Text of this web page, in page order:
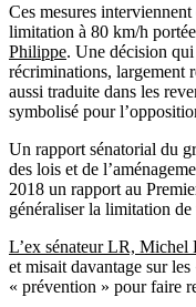
Ces mesures
limitation à 80 km/h
Philippe. Une décision
récriminations, largement
aussi traduite dans les
symbolisé pour
Un rapport sénatorial du
des lois et de
2018 un rapport au
généraliser la limitation de
L’ex sénateur LR, Michel
et misait davantage sur
« prévention » pour faire